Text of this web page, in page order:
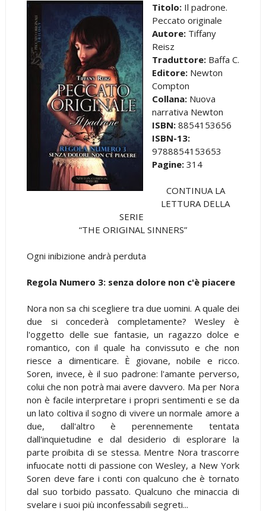
Titolo: Il padrone.
Peccato originale
Autore: Tiffany
Reisz
Traduttore:Baffa C.
Editore: Newton
Compton
Collana:Nuova
narrativa Newton
ISBN:8854153656
ISBN-13:
9788854153653
Pagine: 314
CONTINUA LA
LETTURA DELLA
SERIE
“THE ORIGINAL SINNERS”
Ogni inibizione andrà perduta
Regola Numero 3: senza dolore non c'è piacere
Nora non sa chi scegliere tra due uomini. A quale dei
due si concederà completamente? Wesley è
l'oggetto delle sue fantasie, un ragazzo dolce e
romantico, con il quale ha convissuto e che non
riesce a dimenticare. È giovane, nobile e ricco.
Soren, invece, è il suo padrone: l'amante perverso,
colui che non potrà mai avere davvero. Ma per Nora
non è facile interpretare i propri sentimenti e se da
un lato coltiva il sogno di vivere un normale amore a
due, dall'altro è perennemente tentata
dall'inquietudine e dal desiderio di esplorare la
parte proibita di se stessa. Mentre Nora trascorre
infuocate notti di passione con Wesley, a New York
Soren deve fare i conti con qualcuno che è tornato
dal suo torbido passato. Qualcuno che minaccia di
svelare i suoi più inconfessabili segreti...